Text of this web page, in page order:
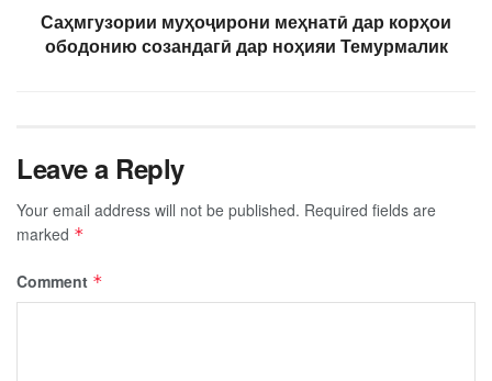
Саҳмгузории муҳоҷирони меҳнатӣ дар корҳои
ободонию созандагӣ дар ноҳияи Темурмалик
Leave a Reply
Your email address will not be published. Required fields are
marked *
Comment *